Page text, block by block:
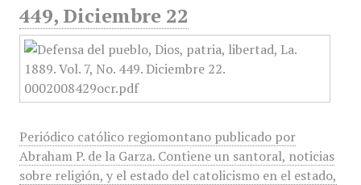
449, Diciembre 22
Periódico católico regiomontano publicado por
Abraham P. de la Garza. Contiene un santoral, noticias
sobre religión, y el estado del catolicismo en el estado,